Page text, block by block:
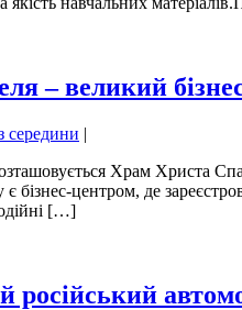
– великий
середини |
Храм Христа
бізнес-центром, де
[…]